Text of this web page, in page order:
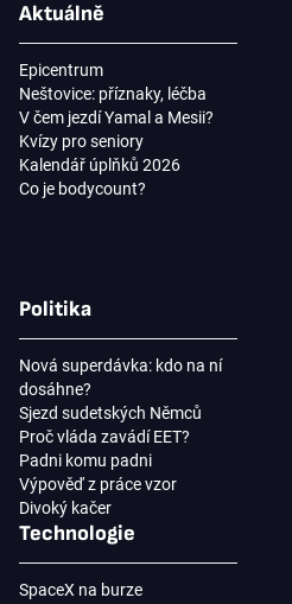
Aktuálně
Epicentrum
Neštovice: příznaky, léčba
V čem jezdí Yamal a Mesii?
Kvízy pro seniory
Kalendář úplňků 2026
Co je bodycount?
Politika
Nová superdávka: kdo na ní
dosáhne?
Sjezd sudetských Němců
Proč vláda zavádí EET?
Padni komu padni
Výpověď z práce vzor
Divoký kačer
Technologie
SpaceX na burze